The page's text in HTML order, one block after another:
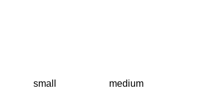
small medium